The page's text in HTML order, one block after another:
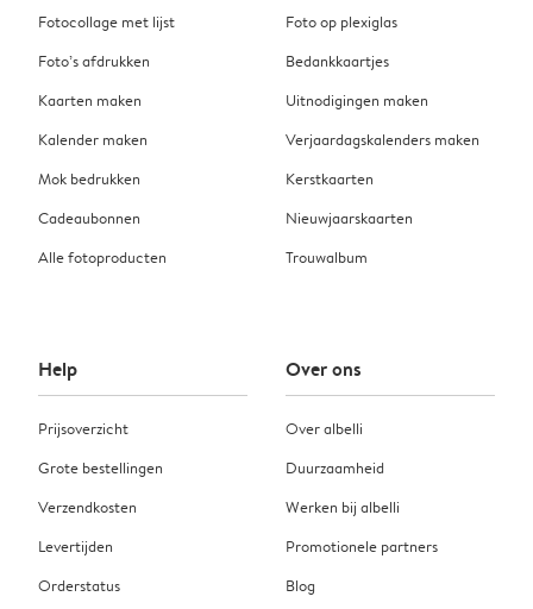
Fotocollage met lijst
Foto’s afdrukken
Kaarten maken
Kalender maken
Mok bedrukken
Cadeaubonnen
Alle fotoproducten
Foto op plexiglas
Bedankkaartjes
Uitnodigingen maken
Verjaardagskalenders maken
Kerstkaarten
Nieuwjaarskaarten
Trouwalbum
Help
Prijsoverzicht
Grote bestellingen
Verzendkosten
Levertijden
Orderstatus
Over ons
Over albelli
Duurzaamheid
Werken bij albelli
Promotionele partners
Blog